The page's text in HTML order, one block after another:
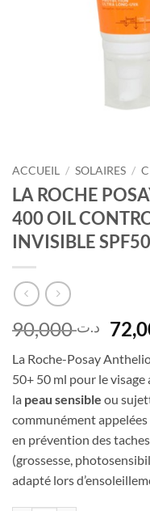
ACCUEIL / SOLAIRES /
LA ROCHE
400 OIL
INVISIBLE
د.ت90,000
Le
prix
La Roche-Posay
50+ 50 ml pour le
la peau sensible ou
communément
en prévention des
(grossesse,
adapté lors